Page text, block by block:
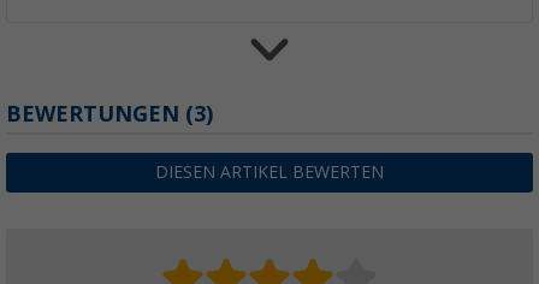
Berger TerraGlow Befestigungs-Set mit
nur69,99€UVP89,99 €
BEWERTUNGEN (3)
DIESEN ARTIKEL BEWERTEN